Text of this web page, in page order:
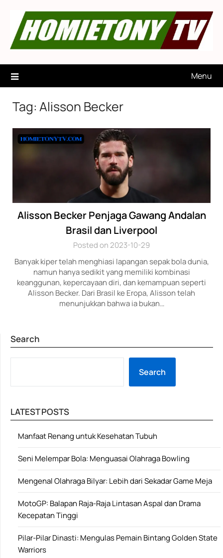
content
Menu
Tag: Alisson Becker
Alisson Becker Penjaga Gawang Andalan
Brasil dan Liverpool
Posted on 2023-10-29
Banyak kiper telah menghiasi lapangan sepak bola dunia,
namun hanya sedikit yang memiliki kombinasi
keanggunan, kepercayaan diri, dan kemampuan seperti
Alisson Becker. Dari Brasil ke Eropa, Alisson telah
menunjukkan bahwa ia bukan…
Search
Search
LATEST POSTS
Manfaat Renang untuk Kesehatan Tubuh
Seni Melempar Bola: Menguasai Olahraga Bowling
Mengenal Olahraga Bilyar: Lebih dari Sekadar Game Meja
MotoGP: Balapan Raja-Raja Lintasan Aspal dan Drama
Kecepatan Tinggi
Pilar-Pilar Dinasti: Mengulas Pemain Bintang Golden State
Warriors